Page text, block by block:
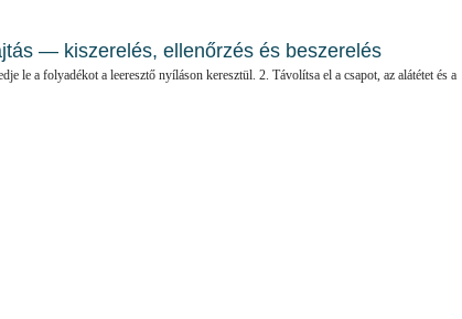
— kiszerelés, ellenőrzés és beszerelés
le a folyadékot a leeresztő nyíláson keresztül. 2. Távolítsa el a csapot, az alátétet és a